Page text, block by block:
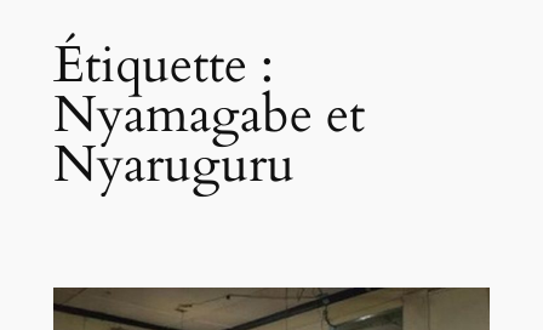
Étiquette :
Nyamagabe et
Nyaruguru